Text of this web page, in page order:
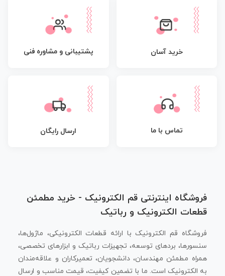
خرید آسان پشتیبانی و مشاوره فنی
تماس با ما ارسال رایگان
فروشگاه اینترنتی قم الکترونیک - خرید مطمئن
قطعات الکترونیک و رباتیک
فروشگاه قم الکترونیک با ارائه قطعات الکترونیکی، ماژول‌ها،
سنسورها، بردهای توسعه، تجهیزات رباتیک و ابزارهای تخصصی،
همراه مطمئن مهندسان، دانشجویان، تعمیرکاران و علاقه‌مندان
به الکترونیک است. ما با تضمین کیفیت، قیمت مناسب و ارسال